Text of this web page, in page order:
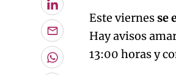
LinkedIn
Enviar
por
Email
Whatsapp
Este viernesse
Hay avisos
13:00 horas y